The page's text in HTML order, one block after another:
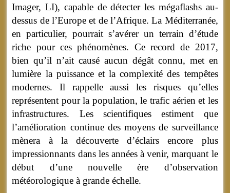
Imager, LI), capable de détecter les mégaflashs au-
dessus de l’Europe et de l’Afrique. La Méditerranée,
en particulier, pourrait s’avérer un terrain d’étude
riche pour ces phénomènes. Ce record de 2017,
bien qu’il n’ait causé aucun dégât connu, met en
lumière la puissance et la complexité des tempêtes
modernes. Il rappelle aussi les risques qu’elles
représentent pour la population, le trafic aérien et les
infrastructures. Les scientifiques estiment que
l’amélioration continue des moyens de surveillance
mènera à la découverte d’éclairs encore plus
impressionnants dans les années à venir, marquant le
début d’une nouvelle ère d’observation
météorologique à grande échelle.